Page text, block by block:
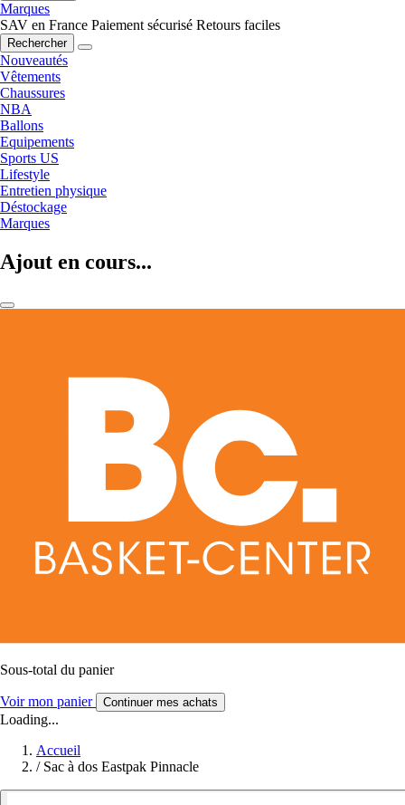
Marques
SAV en France Paiement sécurisé Retours faciles
Rechercher
Nouveautés
Vêtements
Chaussures
NBA
Ballons
Equipements
Sports US
Lifestyle
Entretien physique
Déstockage
Marques
Ajout en cours...
Sous-total du panier
Voir mon panier Continuer mes achats
Loading...
Accueil
/ Sac à dos Eastpak Pinnacle